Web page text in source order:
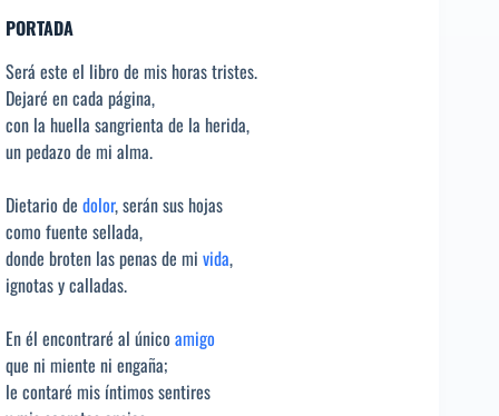
PORTADA
Será este el libro de mis horas tristes.
Dejaré en cada página,
con la huella sangrienta de la herida,
un pedazo de mi alma.
Dietario de dolor, serán sus hojas
como fuente sellada,
donde broten las penas de mi vida,
ignotas y calladas.
En él encontraré al único amigo
que ni miente ni engaña;
le contaré mis íntimos sentires